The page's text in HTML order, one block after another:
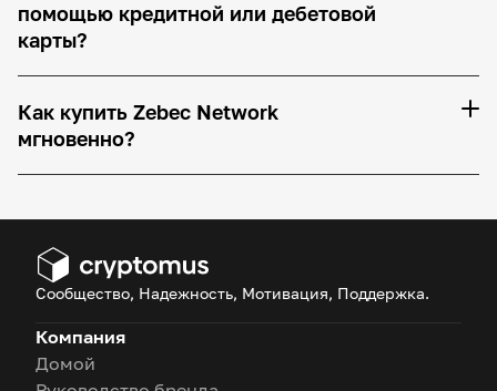
помощью кредитной или дебетовой
карты?
Как купить Zebec Network
мгновенно?
Сообщество, Надежность, Мотивация, Поддержка.
Компания
Домой